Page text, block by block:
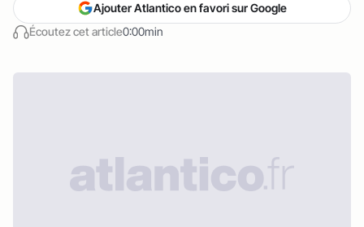
Écoutez cet article0:00min
Ajouter Atlantico en favori sur Google